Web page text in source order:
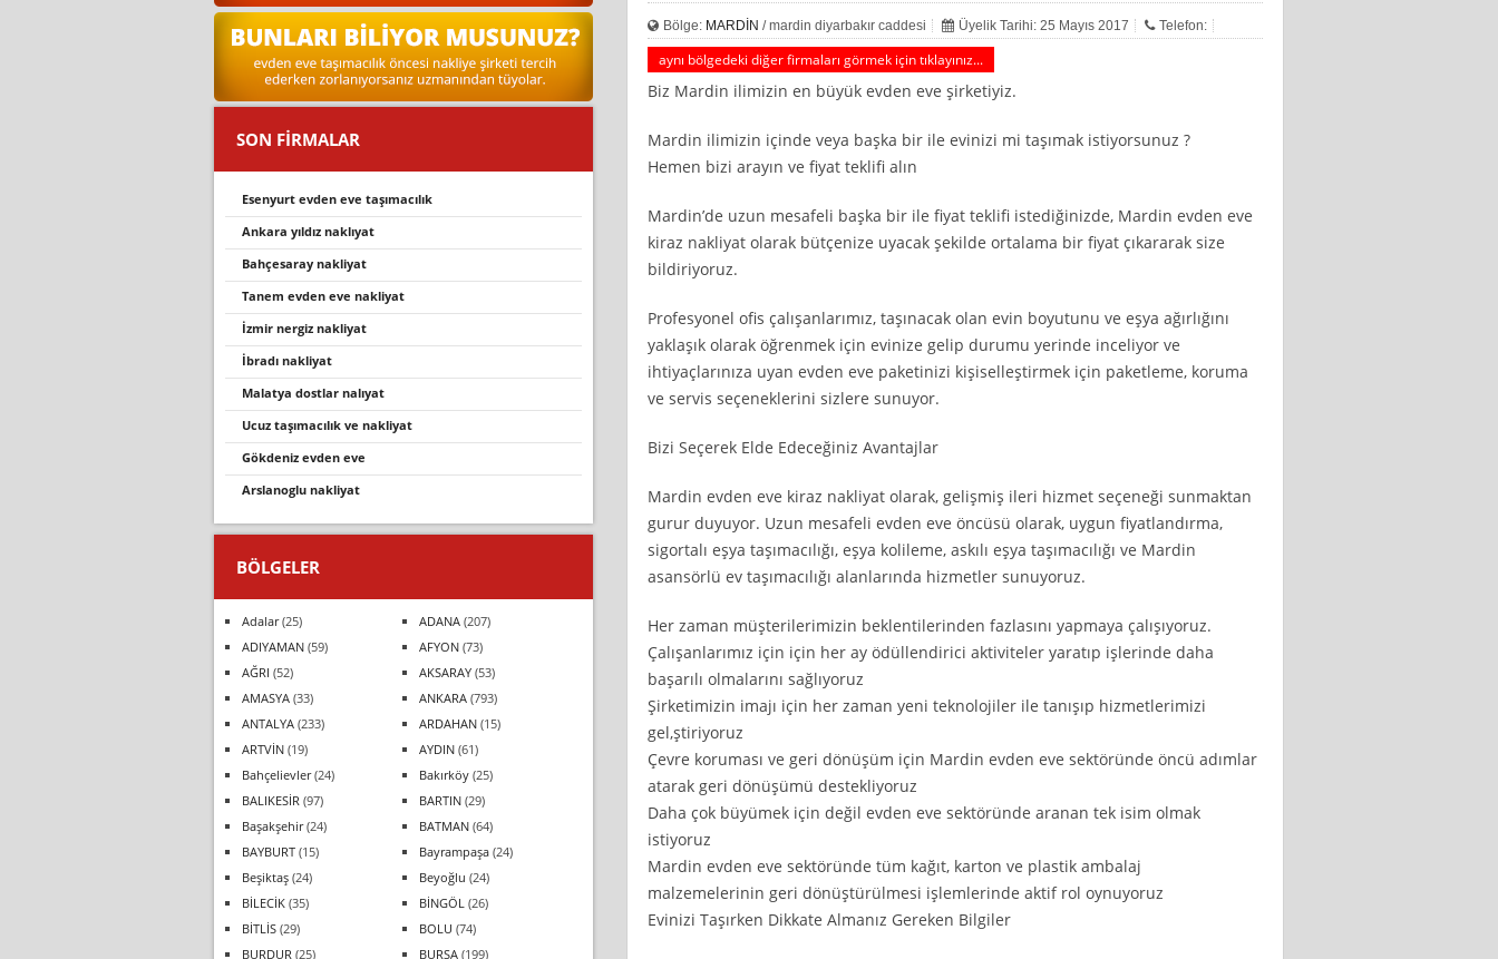
Bölge: MARDİN / mardin diyarbakır caddesi Üyelik Tarihi: 25 Mayıs 2017 Telefon:
aynı bölgedeki diğer firmaları görmek için tıklayınız...
Biz Mardin ilimizin en büyük evden eve şirketiyiz.
Mardin ilimizin içinde veya başka bir ile evinizi mi taşımak istiyorsunuz ?
Hemen bizi arayın ve fiyat teklifi alın
Mardin’de uzun mesafeli başka bir ile fiyat teklifi istediğinizde, Mardin evden eve
kiraz nakliyat olarak bütçenize uyacak şekilde ortalama bir fiyat çıkararak size
bildiriyoruz.
Profesyonel ofis çalışanlarımız, taşınacak olan evin boyutunu ve eşya ağırlığını
yaklaşık olarak öğrenmek için evinize gelip durumu yerinde inceliyor ve
ihtiyaçlarınıza uyan evden eve paketinizi kişiselleştirmek için paketleme, koruma
ve servis seçeneklerini sizlere sunuyor.
Bizi Seçerek Elde Edeceğiniz Avantajlar
Mardin evden eve kiraz nakliyat olarak, gelişmiş ileri hizmet seçeneği sunmaktan
gurur duyuyor. Uzun mesafeli evden eve öncüsü olarak, uygun fiyatlandırma,
sigortalı eşya taşımacılığı, eşya kolileme, askılı eşya taşımacılığı ve Mardin
asansörlü ev taşımacılığı alanlarında hizmetler sunuyoruz.
Her zaman müşterilerimizin beklentilerinden fazlasını yapmaya çalışıyoruz.
Çalışanlarımız için için her ay ödüllendirici aktiviteler yaratıp işlerinde daha
başarılı olmalarını sağlıyoruz
Şirketimizin imajı için her zaman yeni teknolojiler ile tanışıp hizmetlerimizi
gel,ştiriyoruz
Çevre koruması ve geri dönüşüm için Mardin evden eve sektöründe öncü adımlar
atarak geri dönüşümü destekliyoruz
Daha çok büyümek için değil evden eve sektöründe aranan tek isim olmak
istiyoruz
Mardin evden eve sektöründe tüm kağıt, karton ve plastik ambalaj
malzemelerinin geri dönüştürülmesi işlemlerinde aktif rol oynuyoruz
Evinizi Taşırken Dikkate Almanız Gereken Bilgiler
SON FİRMALAR
esenyurt evden eve taşımacılık
ankara yıldız naklıyat
bahçesaray nakli̇yat
tanem evden eve nakliyat
i̇zmir nergiz nakliyat
i̇bradı nakliyat
malatya dostlar nalıyat
ucuz taşımacılık ve nakliyat
gökdeniz evden eve
arslanoglu nakli̇yat
BÖLGELER
Adalar(25) ADANA (207)
ADIYAMAN (59) AFYON (73)
AĞRI (52) AKSARAY (53)
AMASYA (33) ANKARA (793)
ANTALYA (233) ARDAHAN (15)
ARTVİN (19) AYDIN (61)
Bahçelievler(24) Bakırköy (25)
BALIKESİR (97) BARTIN (29)
Başakşehir(24) BATMAN (64)
BAYBURT (15) Bayrampaşa (24)
Beşiktaş (24) Beyoğlu (24)
BİLECİK (35) BİNGÖL (26)
BİTLİS (29) BOLU (74)
BURDUR (25) BURSA (199)